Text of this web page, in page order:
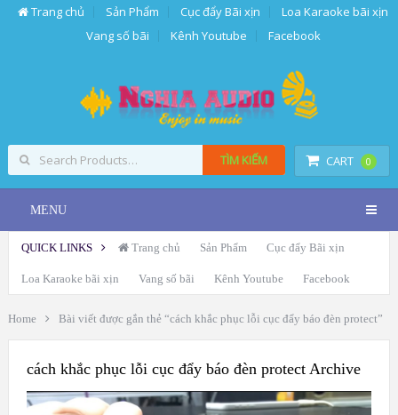
Trang chủ Sản Phẩm Cục đẩy Bãi xịn
Loa Karaoke bãi xịn
Vang số bãi
Kênh Youtube Facebook
CART 0
TÌM KIẾM
MENU
QUICK LINKS Trang chủ Sản Phẩm Cục đẩy Bãi xịn
Loa Karaoke bãi xịn Vang số bãi Kênh Youtube Facebook
Home Bài viết được gắn thẻ “cách khắc phục lỗi cục đẩy báo đèn protect”
cách khắc phục lỗi cục đẩy báo đèn protect Archive